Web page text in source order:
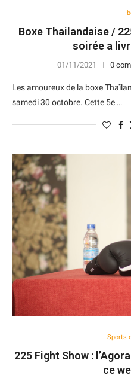
Boxe Thailandaise /
soirée a
01/11/2021 0
Les amoureux de la boxe
samedi 30 octobre. Cette 5e …
Sports
225 Fight Show :
ce